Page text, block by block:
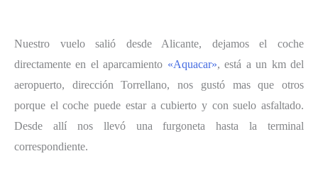
Nuestro vuelo salió desde Alicante, dejamos el coche
directamente en el aparcamiento «Aquacar», está a un km del
aeropuerto, dirección Torrellano, nos gustó mas que otros
porque el coche puede estar a cubierto y con suelo asfaltado.
Desde allí nos llevó una furgoneta hasta la terminal
correspondiente.